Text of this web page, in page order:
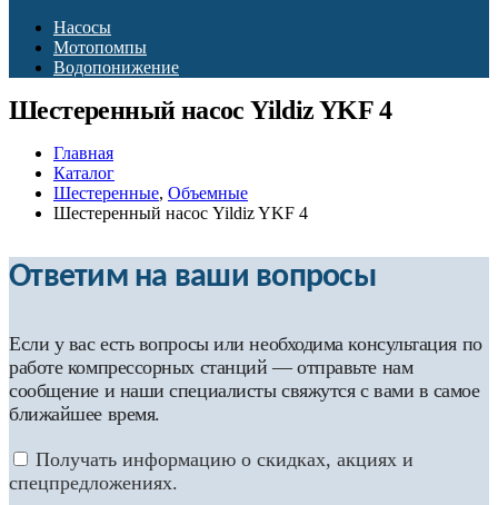
Насосы
Мотопомпы
Водопонижение
Шестеренный насос Yildiz YKF 4
Главная
Каталог
Шестеренные, Объемные
Шестеренный насос Yildiz YKF 4
Ответим на ваши вопросы
Если у вас есть вопросы или необходима консультация по
работе компрессорных станций — отправьте нам
сообщение и наши специалисты свяжутся с вами в самое
ближайшее время.
Получать информацию о скидках, акциях и
спецпредложениях.